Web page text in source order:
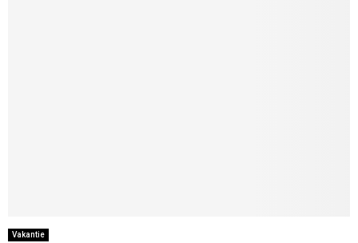
Vakantie